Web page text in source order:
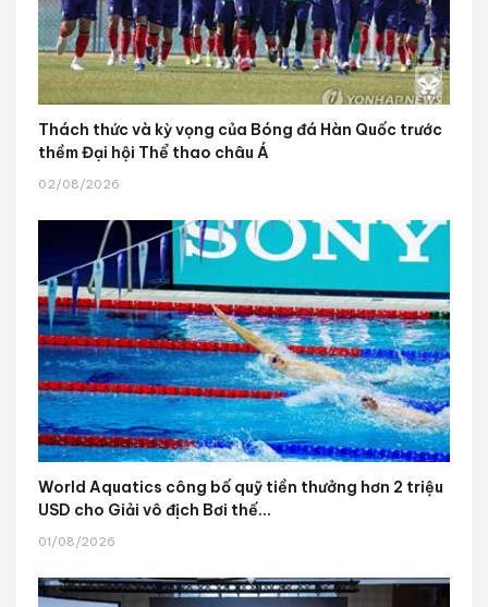
Thách thức và kỳ vọng của Bóng đá Hàn Quốc trước
thềm Đại hội Thể thao châu Á
02/08/2026
World Aquatics công bố quỹ tiền thưởng hơn 2 triệu
USD cho Giải vô địch Bơi thế...
01/08/2026